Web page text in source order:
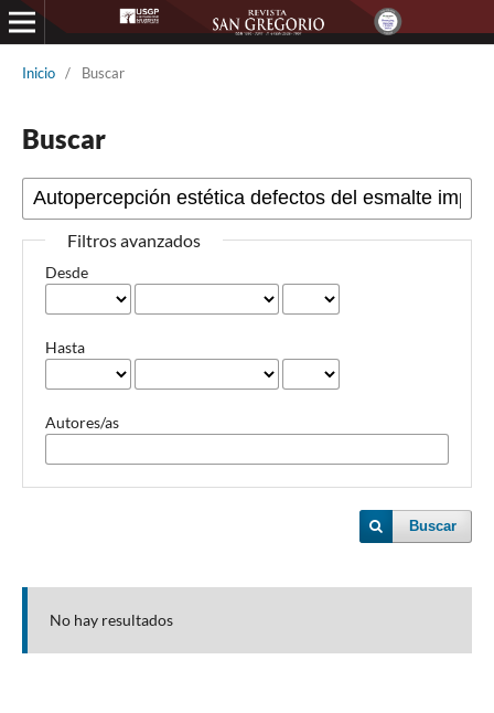
Inicio / Buscar
Buscar
Filtros avanzados
Desde
Hasta
Autores/as
Buscar
No hay resultados